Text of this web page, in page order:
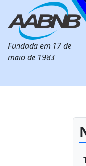
Fundada em 17 de
maio de 1983